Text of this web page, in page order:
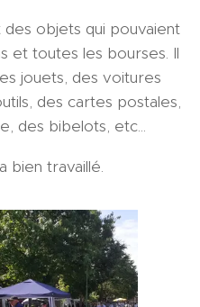
objets qui pouvaient
et toutes les bourses. Il
jouets, des voitures
des cartes postales,
des bibelots, etc...
bien travaillé.